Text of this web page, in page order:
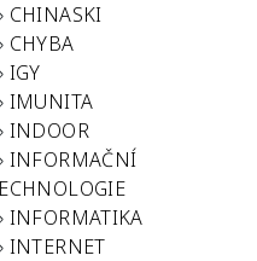
CHINASKI
CHYBA
IGY
IMUNITA
INDOOR
INFORMAČNÍ
INFORMATIKA
INTERNET